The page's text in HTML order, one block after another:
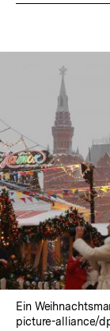
Ein
picture-alliance/